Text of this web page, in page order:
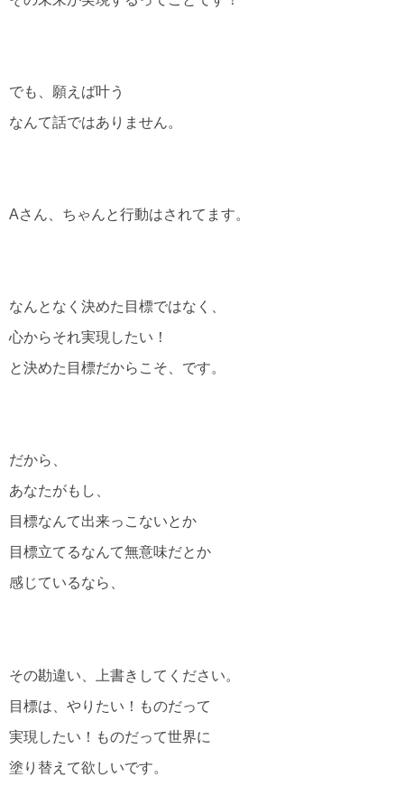
でも、願えば叶う
なんて話ではありません。
Aさん、ちゃんと行動はされてます。
なんとなく決めた目標ではなく、
心からそれ実現したい！
と決めた目標だからこそ、です。
だから、
あなたがもし、
目標なんて出来っこないとか
目標立てるなんて無意味だとか
感じているなら、
その勘違い、上書きしてください。
目標は、やりたい！ものだって
実現したい！ものだって世界に
塗り替えて欲しいです。